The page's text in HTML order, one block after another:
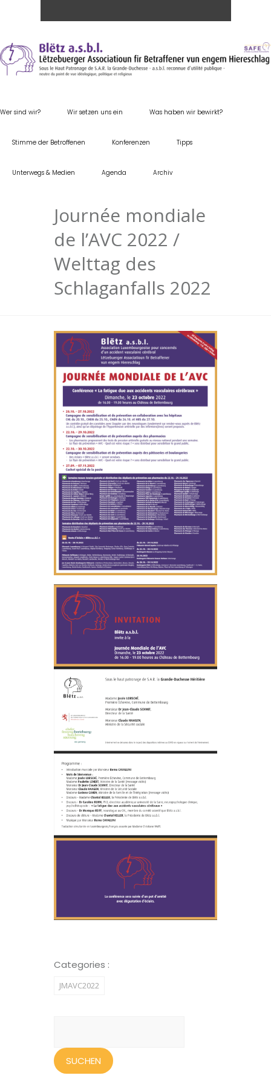
Wer sind wir? Wir setzen uns ein Was haben wir bewirkt?
Stimme der Betroffenen Konferenzen Tipps
Unterwegs & Medien Agenda Archiv
Journée mondiale
de l’AVC 2022 /
Welttag des
Schlaganfalls 2022
Categories :
JMAVC2022